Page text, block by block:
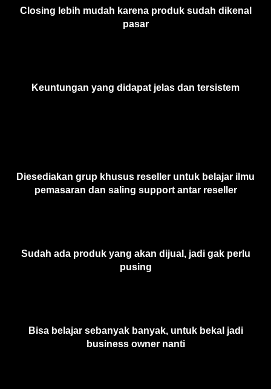
Closing lebih mudah karena produk sudah dikenal
pasar
Keuntungan yang didapat jelas dan tersistem
Diesediakan grup khusus reseller untuk belajar ilmu
pemasaran dan saling support antar reseller
Sudah ada produk yang akan dijual, jadi gak perlu
pusing
Bisa belajar sebanyak banyak, untuk bekal jadi
business owner nanti